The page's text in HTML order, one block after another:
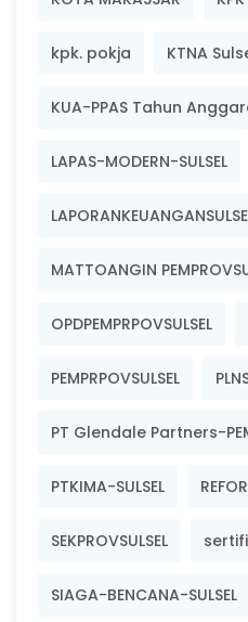
kpk. pokja KTNA
KUA-PPAS Tahun
LAPAS-MODERN-SULSEL
MATTOANGIN
OPDPEMPRPOVSULSEL
PEMPRPOVSULSEL
PT Glendale Partners-
PTKIMA-SULSEL
SEKPROVSULSEL
SIAGA-BENCANA-SULSEL